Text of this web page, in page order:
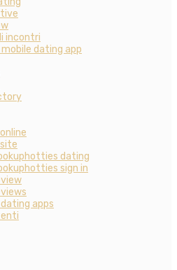
incontri
dating app
dating
sign in
apps